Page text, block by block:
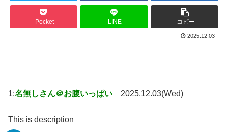
Pocket LINE コピー
2025.12.03
1:名無しさん＠お腹いっぱい 2025.12.03(Wed)
This is description